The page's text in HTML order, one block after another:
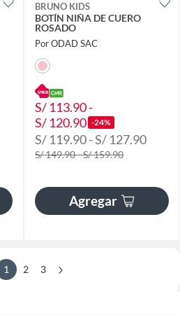
BRUNO KIDS
BOTÍN NIÑA DE CUERO
ROSADO
Por ODAD SAC
S/ 113.90 -
S/ 120.90 -24%
S/ 119.90 - S/ 127.90
S/ 149.90 - S/ 159.90
Agregar
1 2 3